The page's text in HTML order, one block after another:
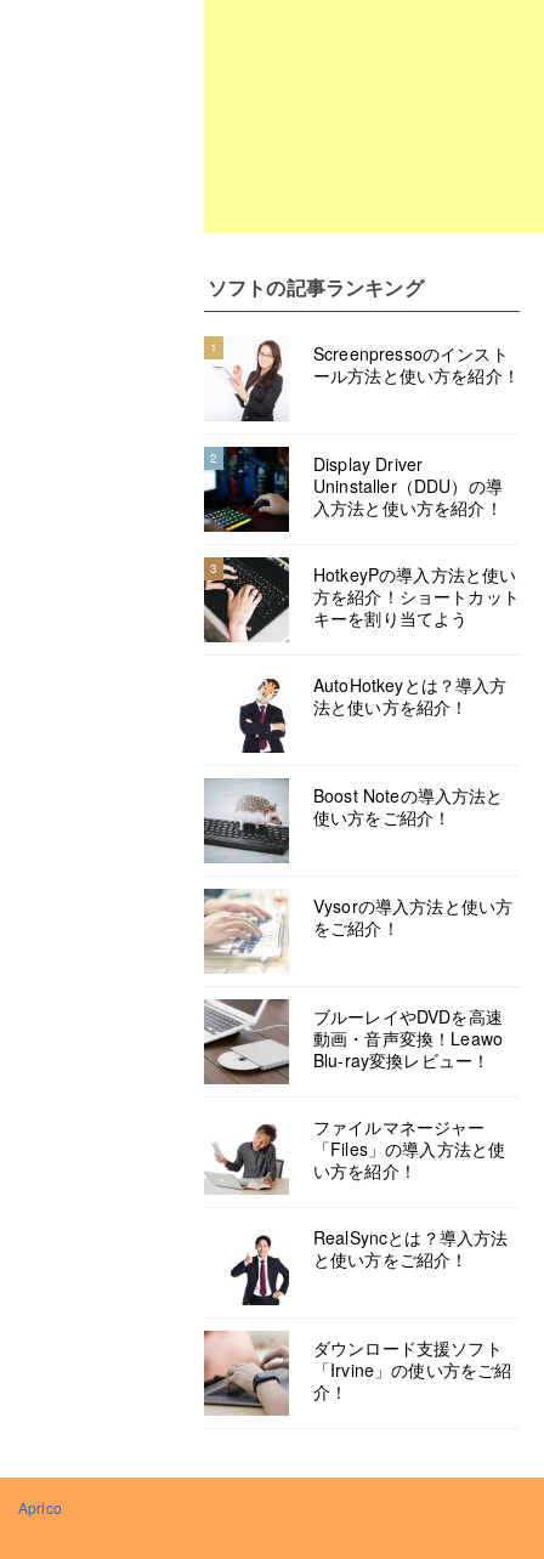
ソフトの記事ランキング
1
Screenpressoのインスト
ール方法と使い方を紹介！
2
Display Driver
Uninstaller（DDU）の導
入方法と使い方を紹介！
3
HotkeyPの導入方法と使い
方を紹介！ショートカット
キーを割り当てよう
AutoHotkeyとは？導入方
法と使い方を紹介！
Boost Noteの導入方法と
使い方をご紹介！
Vysorの導入方法と使い方
をご紹介！
ブルーレイやDVDを高速
動画・音声変換！Leawo
Blu-ray変換レビュー！
ファイルマネージャー
「Files」の導入方法と使
い方を紹介！
RealSyncとは？導入方法
と使い方をご紹介！
ダウンロード支援ソフト
「Irvine」の使い方をご紹
介！
Aprico